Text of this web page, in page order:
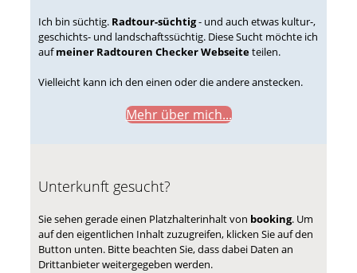
Ich bin süchtig. Radtour-süchtig- und auch etwas kultur-,
geschichts- und landschaftssüchtig. Diese Sucht möchte ich
aufmeiner Radtouren Checker Webseiteteilen.
Vielleicht kann ich den einen oder die andere anstecken.
Mehr über mich...
Unterkunft gesucht?
Sie sehen gerade einen Platzhalterinhalt von booking. Um
auf den eigentlichen Inhalt zuzugreifen, klicken Sie auf den
Button unten. Bitte beachten Sie, dass dabei Daten an
Drittanbieter weitergegeben werden.